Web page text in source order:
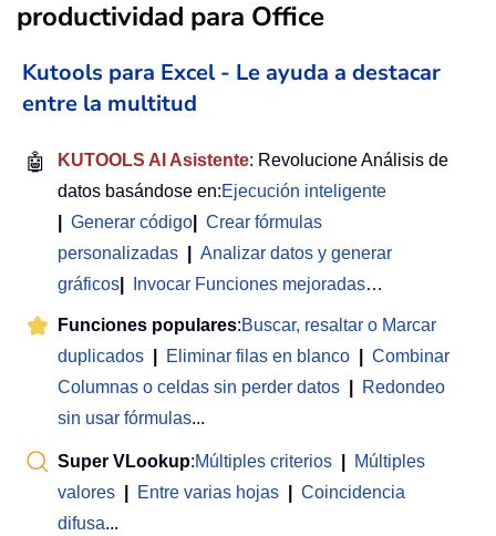
productividad para Office
Kutools para Excel - Le ayuda a destacar
entre la multitud
🤖 KUTOOLS AI Asistente: Revolucione Análisis de
datos basándose en:Ejecución inteligente
Generar código
Crear fórmulas
personalizadas
Analizar datos y generar
gráficos
Invocar Funciones mejoradas…
Funciones populares:Buscar, resaltar o Marcar
duplicados
Eliminar filas en blanco
Combinar
Columnas o celdas sin perder datos
Redondeo
sin usar fórmulas...
Super VLookup:Múltiples criterios
Múltiples
valores
Entre varias hojas
Coincidencia
difusa...